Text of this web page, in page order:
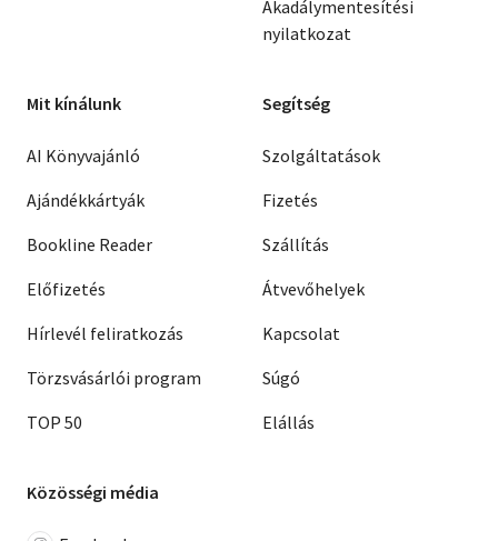
Akadálymentesítési
nyilatkozat
Mit kínálunk
AI Könyvajánló
Ajándékkártyák
Bookline Reader
Előfizetés
Hírlevél feliratkozás
Törzsvásárlói program
TOP 50
Segítség
Szolgáltatások
Fizetés
Szállítás
Átvevőhelyek
Kapcsolat
Súgó
Elállás
Közösségi média